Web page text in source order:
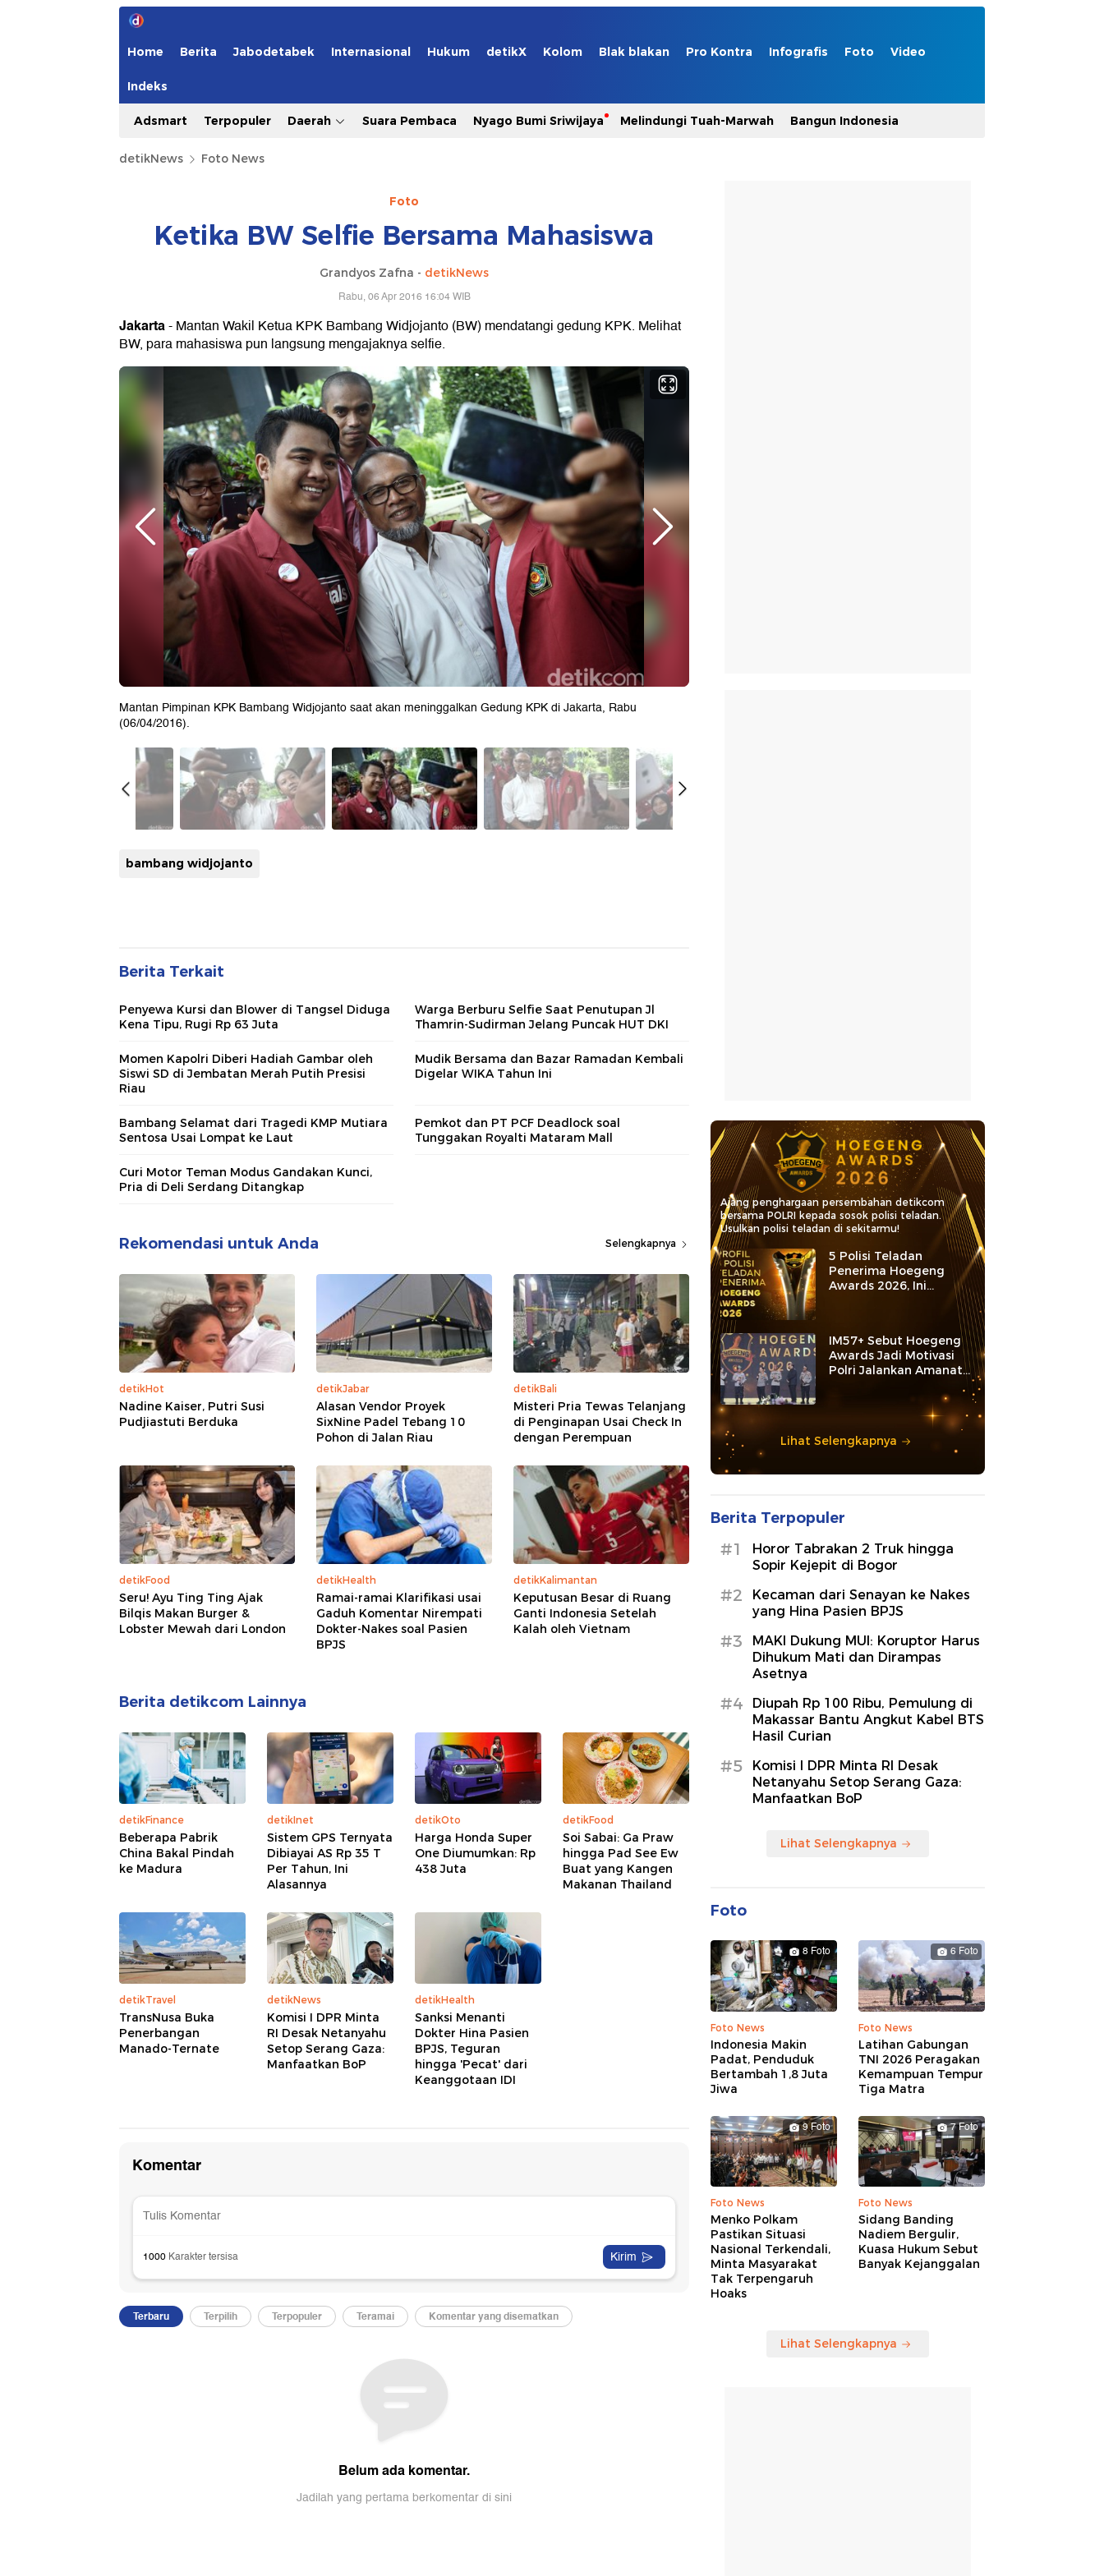
Home Berita Jabodetabek Internasional Hukum detikX Kolom Blak blakan Pro Kontra Infografis Foto Video
Indeks
Adsmart Terpopuler Daerah Suara Pembaca Nyago Bumi Sriwijaya Melindungi Tuah-Marwah Bangun Indonesia
detikNews Foto News
Foto
Ketika BW Selfie Bersama Mahasiswa
Grandyos Zafna - detikNews
Rabu, 06 Apr 2016 16:04 WIB
Jakarta- Mantan Wakil Ketua KPK Bambang Widjojanto (BW) mendatangi gedung KPK. Melihat
BW, para mahasiswa pun langsung mengajaknya selfie.
Mantan Pimpinan KPK Bambang Widjojanto saat akan meninggalkan Gedung KPK di Jakarta, Rabu
(06/04/2016).
bambang widjojanto
Berita Terkait
Penyewa Kursi dan Blower di Tangsel Diduga
Kena Tipu, Rugi Rp 63 Juta
Warga Berburu Selfie Saat Penutupan Jl
Thamrin-Sudirman Jelang Puncak HUT DKI
Momen Kapolri Diberi Hadiah Gambar oleh
Siswi SD di Jembatan Merah Putih Presisi
Riau
Mudik Bersama dan Bazar Ramadan Kembali
Digelar WIKA Tahun Ini
Bambang Selamat dari Tragedi KMP Mutiara
Sentosa Usai Lompat ke Laut
Pemkot dan PT PCF Deadlock soal
Tunggakan Royalti Mataram Mall
Curi Motor Teman Modus Gandakan Kunci,
Pria di Deli Serdang Ditangkap
Rekomendasi untuk Anda Selengkapnya
detikHot
Nadine Kaiser, Putri Susi
Pudjiastuti Berduka
detikJabar
Alasan Vendor Proyek
SixNine Padel Tebang 10
Pohon di Jalan Riau
detikBali
Misteri Pria Tewas Telanjang
di Penginapan Usai Check In
dengan Perempuan
detikFood
Seru! Ayu Ting Ting Ajak
Bilqis Makan Burger &
Lobster Mewah dari London
detikHealth
Ramai-ramai Klarifikasi usai
Gaduh Komentar Nirempati
Dokter-Nakes soal Pasien
BPJS
detikKalimantan
Keputusan Besar di Ruang
Ganti Indonesia Setelah
Kalah oleh Vietnam
Berita detikcom Lainnya
detikFinance
Beberapa Pabrik
China Bakal Pindah
ke Madura
detikInet
Sistem GPS Ternyata
Dibiayai AS Rp 35 T
Per Tahun, Ini
Alasannya
detikOto
Harga Honda Super
One Diumumkan: Rp
438 Juta
detikFood
Soi Sabai: Ga Praw
hingga Pad See Ew
Buat yang Kangen
Makanan Thailand
detikTravel
TransNusa Buka
Penerbangan
Manado-Ternate
detikNews
Komisi I DPR Minta
RI Desak Netanyahu
Setop Serang Gaza:
Manfaatkan BoP
detikHealth
Sanksi Menanti
Dokter Hina Pasien
BPJS, Teguran
hingga 'Pecat' dari
Keanggotaan IDI
Ajang penghargaan persembahan detikcom
bersama POLRI kepada sosok polisi teladan.
Usulkan polisi teladan di sekitarmu!
5 Polisi Teladan
Penerima Hoegeng
Awards 2026, Ini
Kategori dan Kiprahnya
IM57+ Sebut Hoegeng
Awards Jadi Motivasi
Polri Jalankan Amanat
Lihat Selengkapnya
Berita Terpopuler
#1
Horor Tabrakan 2 Truk hingga
Sopir Kejepit di Bogor
#2
Kecaman dari Senayan ke Nakes
yang Hina Pasien BPJS
#3
MAKI Dukung MUI: Koruptor Harus
Dihukum Mati dan Dirampas
Asetnya
#4
Diupah Rp 100 Ribu, Pemulung di
Makassar Bantu Angkut Kabel BTS
Hasil Curian
#5
Komisi I DPR Minta RI Desak
Netanyahu Setop Serang Gaza:
Manfaatkan BoP
Lihat Selengkapnya
Foto
8 Foto
Foto News
Indonesia Makin
Padat, Penduduk
Bertambah 1,8 Juta
Jiwa
6 Foto
Foto News
Latihan Gabungan
TNI 2026 Peragakan
Kemampuan Tempur
Tiga Matra
9 Foto
Foto News
Menko Polkam
Pastikan Situasi
Nasional Terkendali,
Minta Masyarakat
Tak Terpengaruh
Hoaks
7 Foto
Foto News
Sidang Banding
Nadiem Bergulir,
Kuasa Hukum Sebut
Banyak Kejanggalan
Lihat Selengkapnya